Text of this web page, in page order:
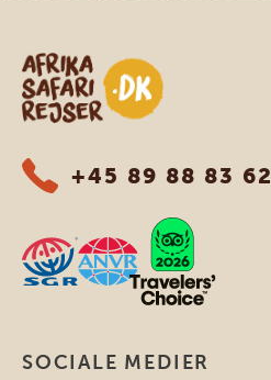
Safari-rejser i Afrika
+45 89 88 83 62
SOCIALE MEDIER